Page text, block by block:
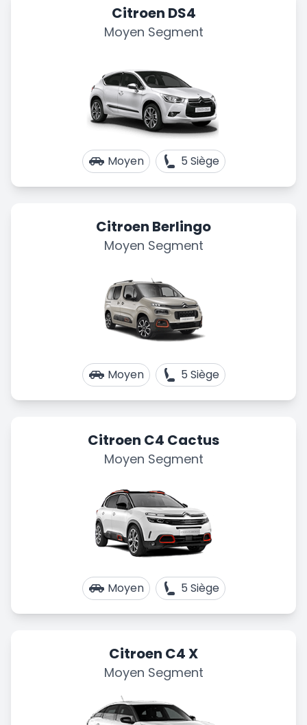
Citroen DS4
Moyen Segment
Moyen 5 Siège
Citroen Berlingo
Moyen Segment
Moyen 5 Siège
Citroen C4 Cactus
Moyen Segment
Moyen 5 Siège
Citroen C4 X
Moyen Segment